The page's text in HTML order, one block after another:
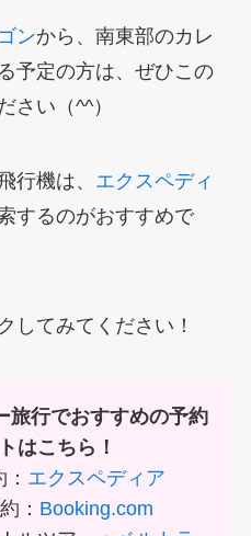
ンから、南東部のカレ
予定の方は、ぜひこの
さい（^^）
行機は、 エクスペディ
するのがおすすめで
してみてください！
行でおすすめの予約
はこちら！
エクスペディア
： Booking.com